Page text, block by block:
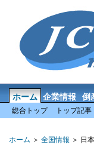
ホーム 企業情報 倒
総合トップ トップ記事
ホーム ＞ 全国情報 ＞ 日